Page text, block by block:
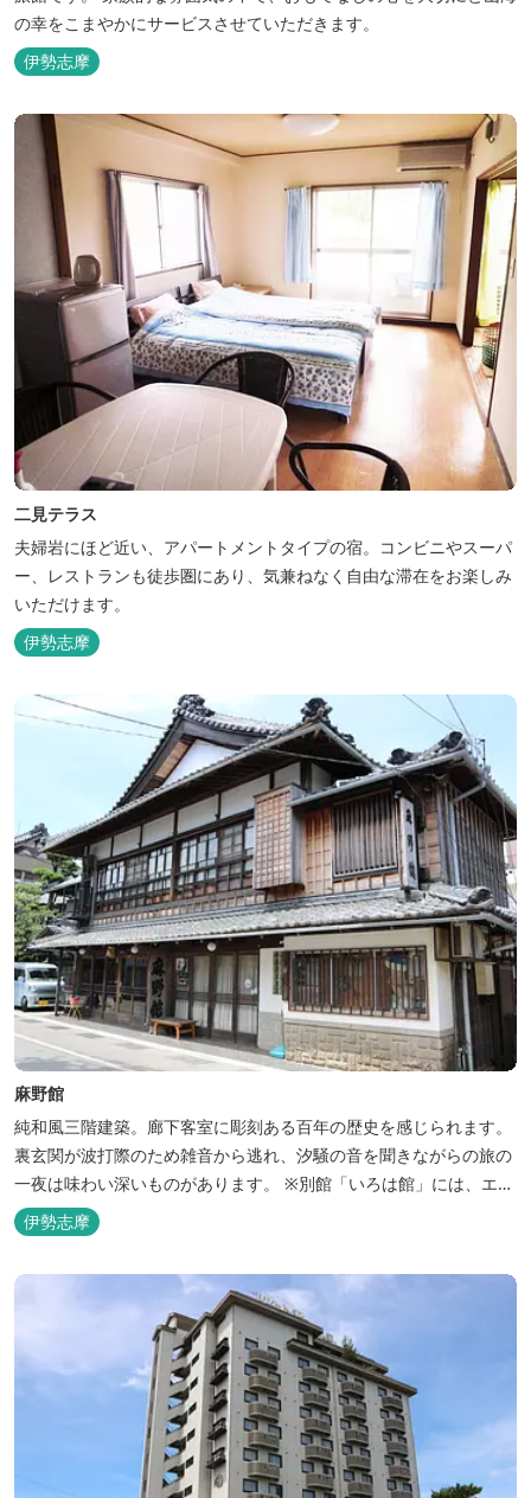
の幸をこまやかにサービスさせていただきます。
伊勢志摩
二見テラス
夫婦岩にほど近い、アパートメントタイプの宿。コンビニやスーパ
ー、レストランも徒歩圏にあり、気兼ねなく自由な滞在をお楽しみ
いただけます。
伊勢志摩
麻野館
純和風三階建築。廊下客室に彫刻ある百年の歴史を感じられます。
裏玄関が波打際のため雑音から逃れ、汐騒の音を聞きながらの旅の
一夜は味わい深いものがあります。 ※別館「いろは館」には、エイ
リアンやプレデターのリアルな模型があり、初めて見た方はビック
リしますよ。
伊勢志摩